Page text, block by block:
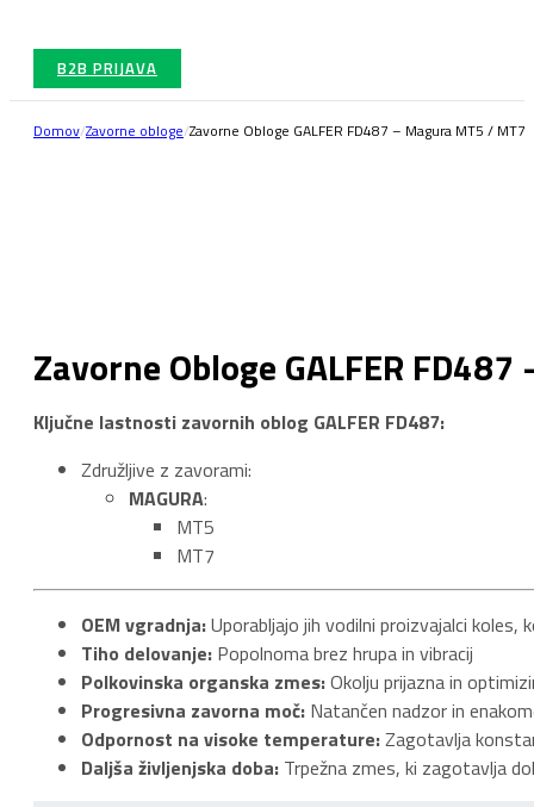
B2B PRIJAVA
Domov/Zavorne obloge/Zavorne Obloge GALFER FD487 – Magura MT5 / MT7
Zavorne Obloge GALFER
Ključne lastnosti zavornih oblog GALFER FD487:
Združljive z zavorami:
MAGURA:
MT5
MT7
OEM vgradnja:Uporabljajo jih vodilni proizvajalci koles,
Tiho delovanje: Popolnoma brez hrupa in vibracij
Polkovinska organska zmes:Okolju prijazna in
Progresivna zavorna moč: Natančen nadzor in
Odpornost na visoke temperature:Zagotavlja
Daljša življenjska doba: Trpežna zmes, ki zagotavlja